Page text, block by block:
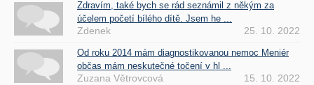
Zdravím, také bych se rád seznámil z někým za
účelem početí bílého dítě. Jsem he ...
Zdenek 25. 10. 2022
Od roku 2014 mám diagnostikovanou nemoc Meniér
občas mám neskutečné točení v hl ...
Zuzana Větrovcová 15. 10. 2022